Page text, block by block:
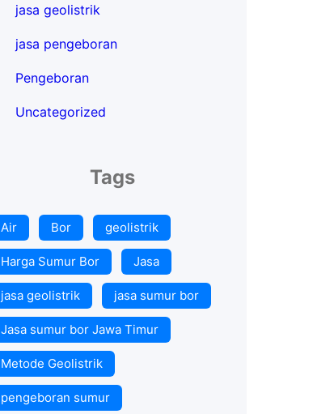
jasa geolistrik
jasa pengeboran
Pengeboran
Uncategorized
Tags
Air Bor geolistrik
Harga Sumur Bor Jasa
jasa geolistrik jasa sumur bor
Jasa sumur bor Jawa Timur
Metode Geolistrik
pengeboran sumur